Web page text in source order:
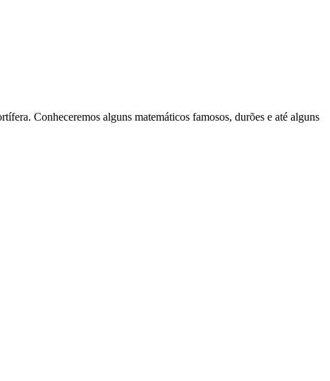
Conheceremos alguns matemáticos famosos, durões e até alguns